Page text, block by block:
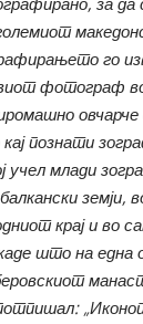
го
фотограф
познати
млади
земји,
крај и во
што на една